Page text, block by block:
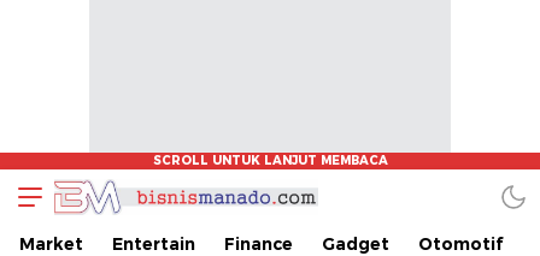
www.bisnismanado.com
Berita Bisnis Sulawesi Utara
Market Entertain Finance Gadget Otomotif